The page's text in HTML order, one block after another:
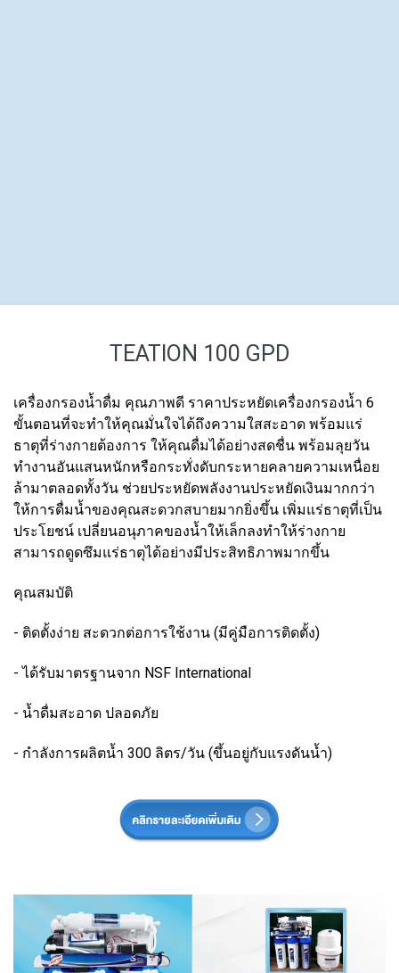
TEATION 100 GPD
เครื่องกรองน้ำดื่ม คุณภาพดี ราคาประหยัดเครื่องกรองน้ำ 6
ขั้นตอนที่จะทำให้คุณมั่นใจได้ถึงความใสสะอาด พร้อมแร่
ธาตุที่ร่างกายต้องการ ให้คุณดื่มได้อย่างสดชื่น พร้อมลุยวัน
ทำงานอันแสนหนักหรือกระทั่งดับกระหายคลายความเหนื่อย
ล้ามาตลอดทั้งวัน ช่วยประหยัดพลังงานประหยัดเงินมากกว่า
ให้การดื่มน้ำของคุณสะดวกสบายมากยิ่งขึ้น เพิ่มแร่ธาตุที่เป็น
ประโยชน์ เปลี่ยนอนุภาคของน้ำให้เล็กลงทำให้ร่างกาย
สามารถดูดซึมแร่ธาตุได้อย่างมีประสิทธิภาพมากขึ้น
คุณสมบัติ
- ติดตั้งง่าย สะดวกต่อการใช้งาน (มีคู่มือการติดตั้ง)
- ได้รับมาตรฐานจาก NSF International
- น้ำดื่มสะอาด ปลอดภัย
- กำลังการผลิตน้ำ 300 ลิตร/วัน (ขึ้นอยู่กับแรงดันน้ำ)